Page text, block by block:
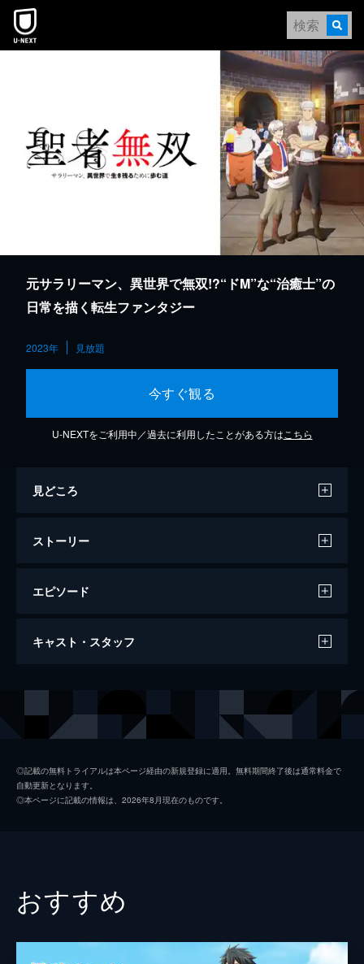
本文へスキップ
元サラリーマン、異世界で無双!?“ドM”な“治癒士”の
日常を描く転生ファンタジー
2023年 見放題
今すぐ観る
U-NEXTをご利用中／過去に利用したことがある方は こちら
見どころ
ストーリー
エピソード
第1話 「治癒士ギルド」
として異世界に転生していた。「絶対に寿命
は新たな人生をスタートさせる。
第2話 「冒険者ギルド」
ルシエルは負傷した新米冒険者の治療を試み
るが、緊張のせいかヒールをうまく発動させ
24分
第3話 「武術の才能」
による修行と、冒険者への治療を始めたルシ
キャスト・スタッフ
ブロド 大塚明夫
教皇 松井恵理子
◎記載の無料トライアルは本ページ経由の新規登録に適用。無料期間終了後は通常料金で
自動更新となります。
◎本ページに記載の情報は、2026年8月現在のものです。
おすすめ